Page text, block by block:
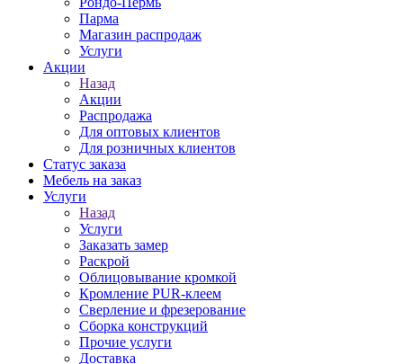
Парма
Магазин распродаж
Услуги
Акции
Назад
Акции
Распродажа
Для оптовых клиентов
Для розничных клиентов
Статус заказа
Мебель на заказ
Услуги
Назад
Услуги
Заказать замер
Раскрой
Облицовывание кромкой
Кромление PUR-клеем
Сверление и фрезерование
Сборка конструкций
Прочие услуги
Доставка